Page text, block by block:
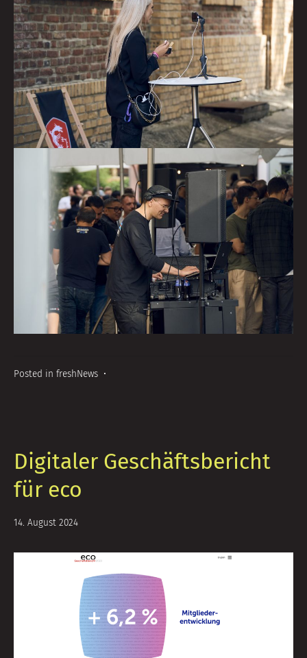
Posted in freshNews •
Digitaler Geschäftsbericht
für eco
14. August 202428.
2024